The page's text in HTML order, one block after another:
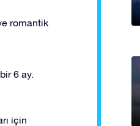
romantik
6 ay.
için